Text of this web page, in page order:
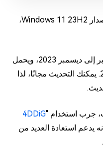
وصلنا إلى نهاية مقالنا حول موعد إصدار Windows 11 23H2،
سيتم إصدار الإصدار الجديد في أكتوبر إلى ديسمبر 2023، ويحمل
تحسينات على الإصدار الحالي 22H2. يمكنك التحديث مجانًا، لذا
جرب استخدام "4DDiG
يدعم استعادة العديد من